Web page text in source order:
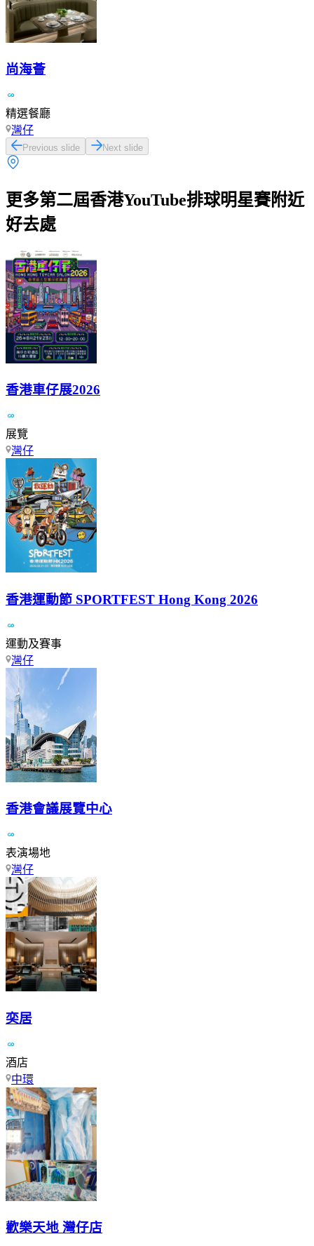
尚海薈
精選餐廳
灣仔
Previous slide Next slide
更多第二屆香港YouTube排球明星賽附近
好去處
香港車仔展2026
展覽
灣仔
香港運動節 SPORTFEST Hong Kong 2026
運動及賽事
灣仔
香港會議展覽中心
表演場地
灣仔
奕居
酒店
中環
歡樂天地 灣仔店